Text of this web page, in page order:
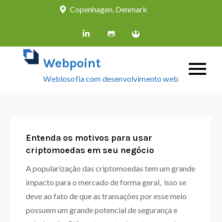
Copenhagen, Denmark
Webpoint
Weblosofia com desenvolvimento web
Entenda os motivos para usar
criptomoedas em seu negócio
A popularização das criptomoedas tem um grande
impacto para o mercado de forma geral, isso se
deve ao fato de que as transações por esse meio
possuem um grande potencial de segurança e